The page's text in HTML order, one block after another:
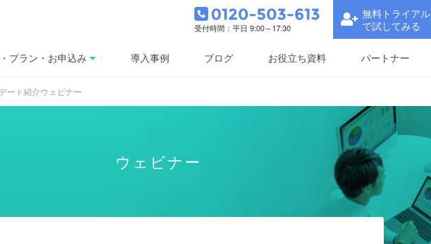
受付時間：平日 9:00～17:30
無料トライアル
で試してみる
プラン・お申込み 導入事例 ブログ お役立ち資料 パートナー
ート紹介ウェビナー
ウェビナー